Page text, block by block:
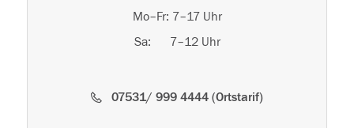
Mo–Fr: 7–17 Uhr
Sa: 7–12 Uhr
07531/ 999 4444 (Ortstarif)